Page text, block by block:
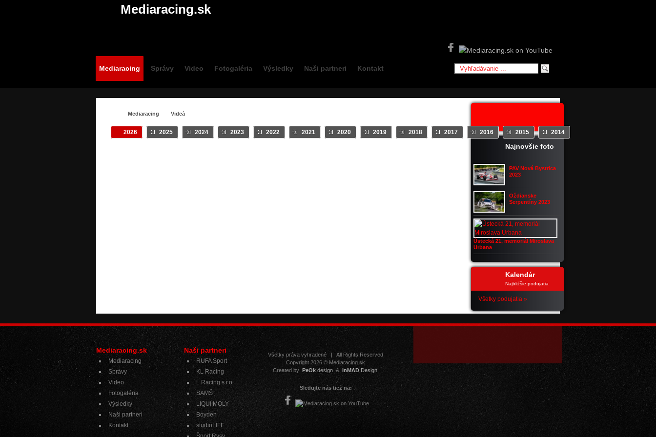
Mediaracing.sk
Mediaracing Správy Video Fotogaléria Výsledky Naši partneri Kontakt
Najnovšie foto
PAV Nová Bystrica
2023
Oždianske
Serpentíny 2023
Ústecká 21, memoriál Miroslava
Urbana
Kalendár
Najbližšie podujatia
Všetky podujatia »
Mediaracing Videá
2026 2025 2024 2023 2022 2021 2020 2019 2018 2017 2016 2015 2014
Mediaracing.sk
Mediaracing
Správy
Video
Fotogaléria
Výsledky
Naši partneri
Kontakt
Všetky práva vyhradené |
All Rights Reserved
Copyright 2026 © Mediaracing.sk
Created by PeOkdesign & InMADDesign
Sledujte nás tiež na:
Naši partneri
RUFA Sport
KL Racing
L Racing s.r.o.
SAMŠ
LIQUI MOLY
Boyden
studioLIFE